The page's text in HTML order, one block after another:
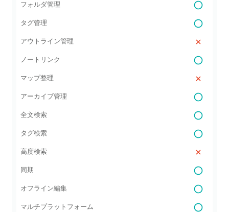
フォルダ管理
タグ管理
アウトライン管理
ノートリンク
マップ整理
アーカイブ管理
全文検索
タグ検索
高度検索
同期
オフライン編集
マルチプラットフォーム